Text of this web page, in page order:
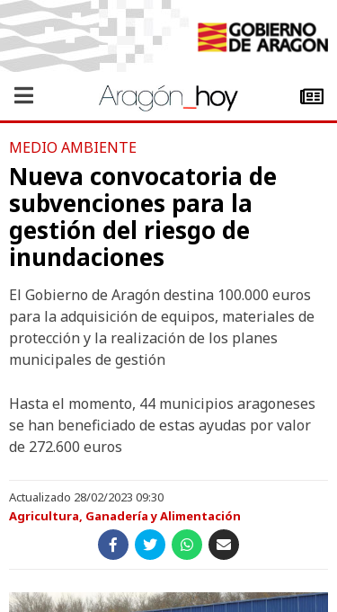
MEDIO AMBIENTE
Nueva convocatoria de
subvenciones para la
gestión del riesgo de
inundaciones
El Gobierno de Aragón destina 100.000 euros
para la adquisición de equipos, materiales de
protección y la realización de los planes
municipales de gestión
Hasta el momento, 44 municipios aragoneses
se han beneficiado de estas ayudas por valor
de 272.600 euros
Actualizado 28/02/2023 09:30
Agricultura, Ganadería y Alimentación